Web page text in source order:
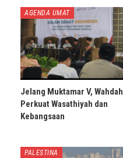
AGENDA UMAT
Jelang Muktamar V, Wahdah
Perkuat Wasathiyah dan
Kebangsaan
PALESTINA